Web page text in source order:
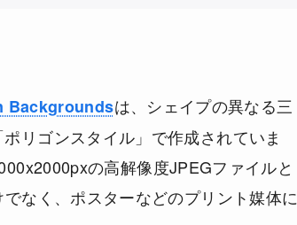
Backgroundsは、シェイプの異なる三
リゴンスタイル」で作成されていま
の高解像度JPEGファイルと
なく、ポスターなどのプリント媒体に